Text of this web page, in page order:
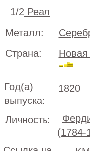
1/2 Реал
Металл:
Страна:
Новая
Год(а)
выпуска:
1820
Личность:
(1784-